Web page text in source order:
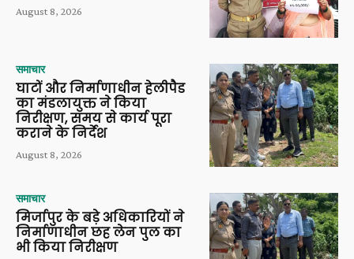
August 8, 2026
समाचार
घाटों और निर्माणाधीन हेलीपैड
का मंडलायुक्त ने किया
निरीक्षण, समय से कार्य पूरा
कराने के निर्देश
August 8, 2026
समाचार
मिर्जापुर के बड़े अधिकारियों ने
निर्माणाधीन छह लेन पुल का
भी किया निरीक्षण